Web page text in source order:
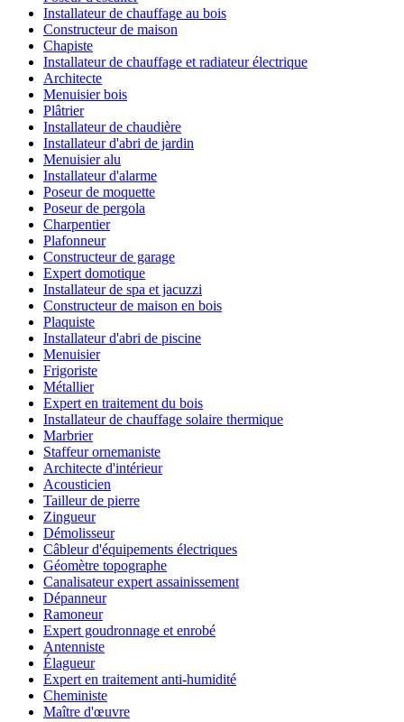
Installateur de chauffage au bois
Constructeur de maison
Chapiste
Installateur de chauffage et radiateur électrique
Architecte
Menuisier bois
Plâtrier
Installateur de chaudière
Installateur d'abri de jardin
Menuisier alu
Installateur d'alarme
Poseur de moquette
Poseur de pergola
Charpentier
Plafonneur
Constructeur de garage
Expert domotique
Installateur de spa et jacuzzi
Constructeur de maison en bois
Plaquiste
Installateur d'abri de piscine
Menuisier
Frigoriste
Métallier
Expert en traitement du bois
Installateur de chauffage solaire thermique
Marbrier
Staffeur ornemaniste
Architecte d'intérieur
Acousticien
Tailleur de pierre
Zingueur
Démolisseur
Câbleur d'équipements électriques
Géomètre topographe
Canalisateur expert assainissement
Dépanneur
Ramoneur
Expert goudronnage et enrobé
Antenniste
Élagueur
Expert en traitement anti-humidité
Cheministe
Maître d'œuvre